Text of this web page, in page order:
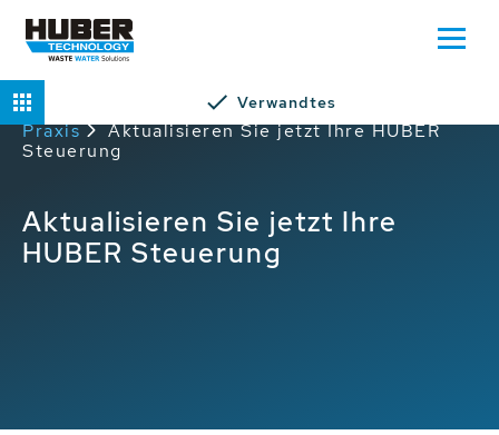
Home
HUBER Service in der
Praxis
Aktualisieren Sie jetzt Ihre HUBER
Steuerung
Aktualisieren Sie jetzt Ihre
HUBER Steuerung
Verwandtes